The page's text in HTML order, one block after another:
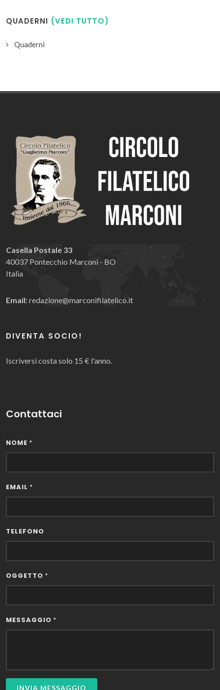
QUADERNI (VEDI TUTTO)
Quaderni
Casella Postale 33
40037 Pontecchio Marconi - BO
Italia
Email:redazione@marconifilatelico.it
DIVENTA SOCIO!
Iscriversi costa solo 15 € l'anno.
Contattaci
NOME *
EMAIL *
TELEFONO
OGGETTO *
MESSAGGIO *
INVIA MESSAGGIO